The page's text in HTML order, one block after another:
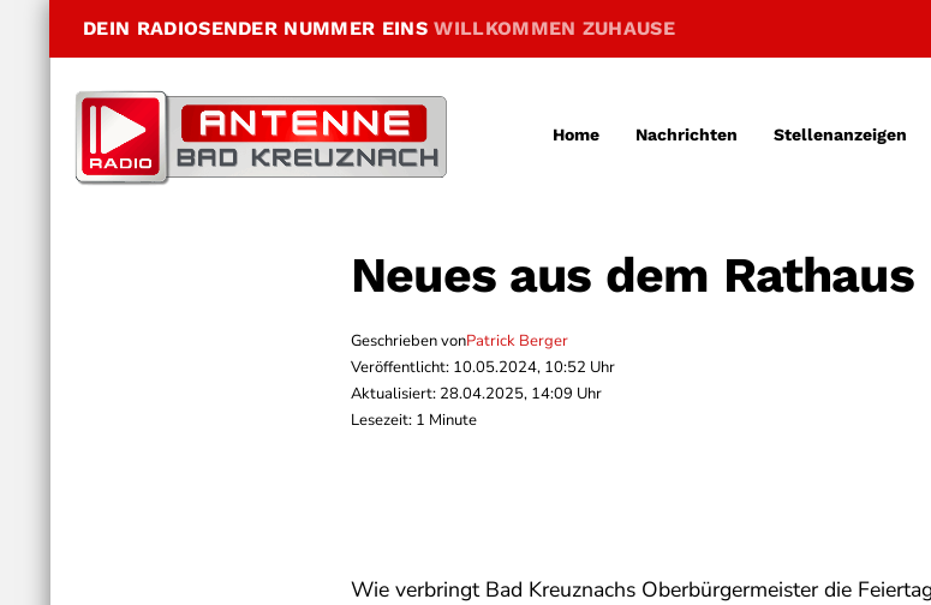
DEIN RADIOSENDER NUMMER EINSWILLKOMMEN ZUHAUSE
Home Nachrichten Stellenanzeigen
Neues aus dem Rathaus
Geschrieben vonPatrick Berger
Veröffentlicht: 10.05.2024, 10:52 Uhr
Aktualisiert: 28.04.2025, 14:09 Uhr
Lesezeit: 1 Minute
Wie verbringt Bad Kreuznachs Oberbürgermeister die